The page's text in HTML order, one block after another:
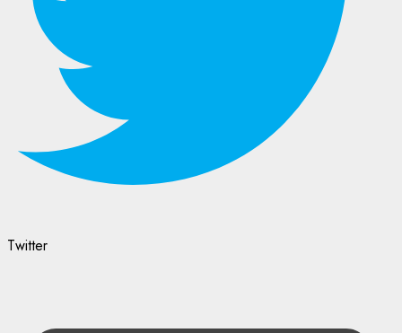
Twitter